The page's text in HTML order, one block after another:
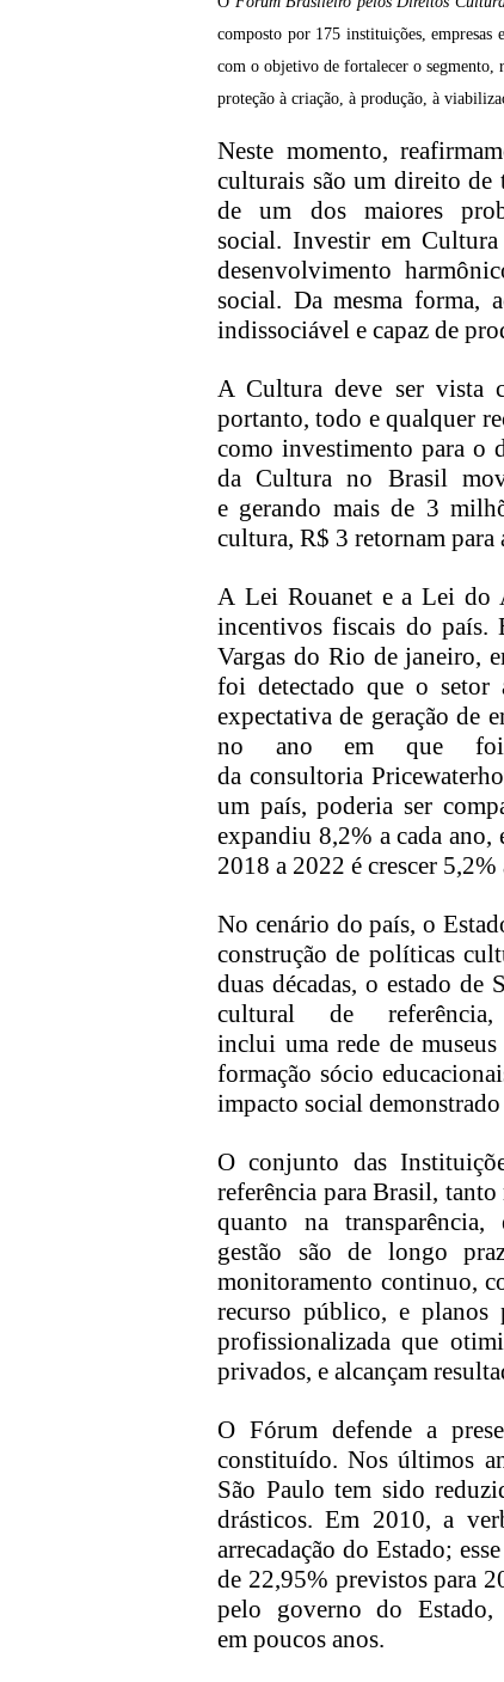
composto por 175 instituições, empresas
com o objetivo de fortalecer o segmento,
proteção à criação, à produção, à
Neste momento,
culturais são um direito
de um dos maiores
social. Investir em Cultura
desenvolvimento
social. Da mesma forma,
indissociável e capaz de
A Cultura deve ser vista
portanto, todo e qualquer
como investimento para o
da Cultura no Brasil
e gerando mais de 3
cultura, R$ 3 retornam para
A Lei Rouanet e a Lei do
incentivos fiscais do país.
Vargas do Rio de janeiro,
foi detectado que o setor
expectativa de geração de
no ano em que foi
da consultoria
um país, poderia ser
expandiu 8,2% a cada ano,
2018 a 2022 é crescer 5,2%
No cenário do país, o
construção de políticas
duas décadas, o estado de
cultural de referência,
inclui uma rede de
formação sócio
impacto social
O conjunto das
referência para Brasil, tanto
quanto na transparência,
gestão
são de longo
monitoramento continuo,
recurso público, e planos
profissionalizada que
privados, e alcançam
O Fórum defende a
constituído. Nos últimos
São Paulo tem sido
drásticos. Em 2010, a
arrecadação do Estado;
de 22,95% previstos para
pelo governo do
em poucos anos.